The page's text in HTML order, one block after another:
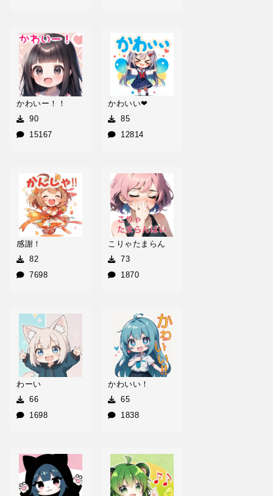
かわいー！！
90
15167
かわいい❤
85
12814
感謝！
82
7698
こりゃたまらん
73
1870
わーい
66
1698
かわいい！
65
1838